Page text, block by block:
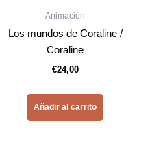
Animación
Los mundos de Coraline /
Coraline
€24,00
Añadir al carrito